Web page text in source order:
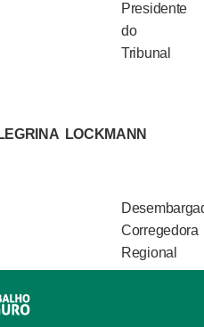
Presidente
do
Tribunal
LOCKMANN
Corregedora
Regional